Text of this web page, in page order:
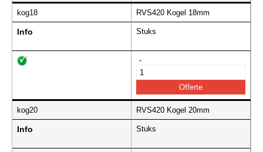
kog18 RVS420 Kogel 18mm
Info Stuks
-
kog20 RVS420 Kogel 20mm
Info Stuks